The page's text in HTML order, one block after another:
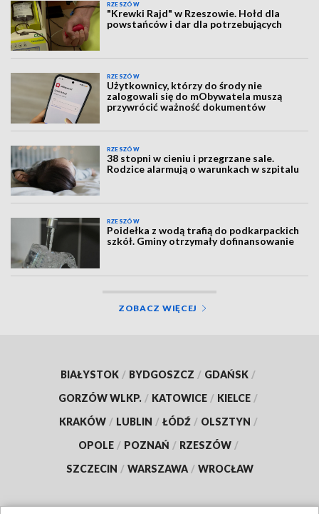
RZESZÓW
"Krewki Rajd" w Rzeszowie. Hołd dla
powstańców i dar dla potrzebujących
RZESZÓW
Użytkownicy, którzy do środy nie
zalogowali się do mObywatela muszą
przywrócić ważność dokumentów
RZESZÓW
38 stopni w cieniu i przegrzane sale.
Rodzice alarmują o warunkach w szpitalu
RZESZÓW
Poidełka z wodą trafią do podkarpackich
szkół. Gminy otrzymały dofinansowanie
ZOBACZ WIĘCEJ
BIAŁYSTOK / BYDGOSZCZ / GDAŃSK /
GORZÓW WLKP. / KATOWICE / KIELCE /
KRAKÓW / LUBLIN / ŁÓDŹ / OLSZTYN /
OPOLE / POZNAŃ / RZESZÓW /
SZCZECIN / WARSZAWA / WROCŁAW